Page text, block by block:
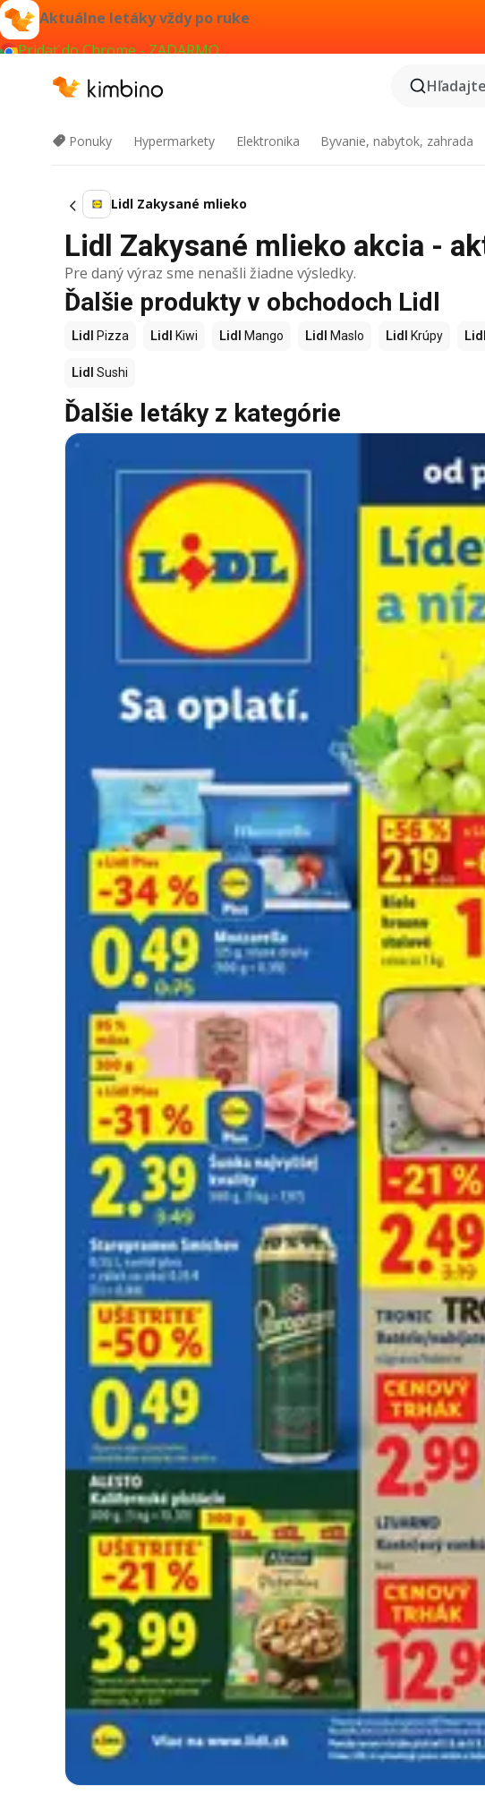
Aktuálne letáky vždy po ruke
Pridať do Chrome - ZADARMO
Ponuky Hypermarkety Elektronika Byvanie, nabytok, zahrada
Lidl Zakysané mlieko
Lidl Zakysané mlieko akcia -
Pre daný výraz sme nenašli žiadne výsledky.
Ďalšie produkty v obchodoch Lidl
Lidl Pizza Lidl Kiwi Lidl Mango Lidl Maslo Lidl Krúpy Lidl
Lidl Sushi
Ďalšie letáky z kategórie